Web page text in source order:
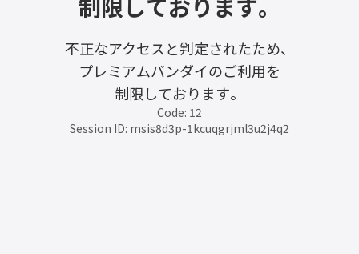
制限しております。
不正なアクセスと判定されたため、
プレミアムバンダイのご利用を
制限しております。
Code: 12
Session ID: msis8d3p-1kcuqgrjml3u2j4q2